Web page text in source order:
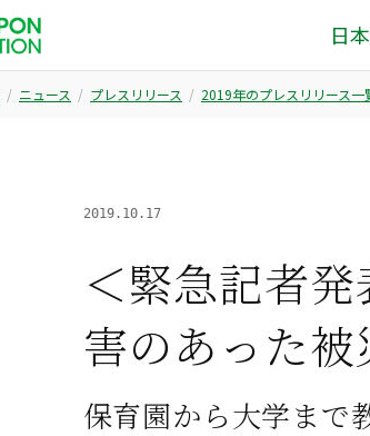
日
ニュース プレスリリース 2019年のプレスリリース一
2019.10.17
＜緊急記者
害のあった
保育園から大学まで